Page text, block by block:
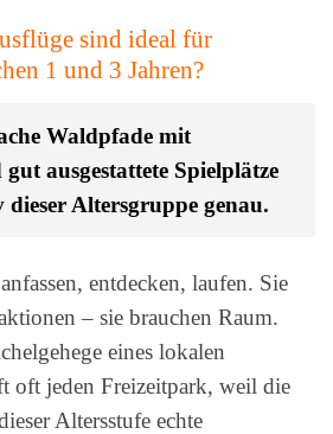
sind ideal für
1 und 3 Jahren?
Waldpfade mit
ausgestattete Spielplätze
dieser Altersgruppe genau.
entdecken, laufen. Sie
– sie brauchen Raum.
eines lokalen
oft jeden Freizeitpark, weil die
Altersstufe echte